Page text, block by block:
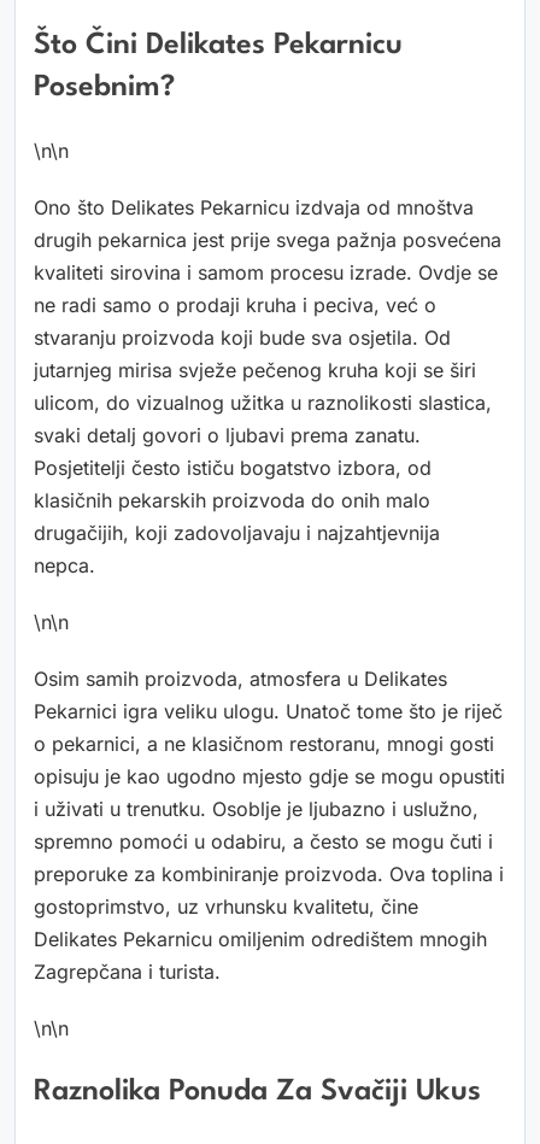
Što Čini Delikates Pekarnicu
Posebnim?
\n\n
Ono što Delikates Pekarnicu izdvaja od mnoštva
drugih pekarnica jest prije svega pažnja posvećena
kvaliteti sirovina i samom procesu izrade. Ovdje se
ne radi samo o prodaji kruha i peciva, već o
stvaranju proizvoda koji bude sva osjetila. Od
jutarnjeg mirisa svježe pečenog kruha koji se širi
ulicom, do vizualnog užitka u raznolikosti slastica,
svaki detalj govori o ljubavi prema zanatu.
Posjetitelji često ističu bogatstvo izbora, od
klasičnih pekarskih proizvoda do onih malo
drugačijih, koji zadovoljavaju i najzahtjevnija
nepca.
\n\n
Osim samih proizvoda, atmosfera u Delikates
Pekarnici igra veliku ulogu. Unatoč tome što je riječ
o pekarnici, a ne klasičnom restoranu, mnogi gosti
opisuju je kao ugodno mjesto gdje se mogu opustiti
i uživati u trenutku. Osoblje je ljubazno i uslužno,
spremno pomoći u odabiru, a često se mogu čuti i
preporuke za kombiniranje proizvoda. Ova toplina i
gostoprimstvo, uz vrhunsku kvalitetu, čine
Delikates Pekarnicu omiljenim odredištem mnogih
Zagrepčana i turista.
\n\n
Raznolika Ponuda Za Svačiji Ukus